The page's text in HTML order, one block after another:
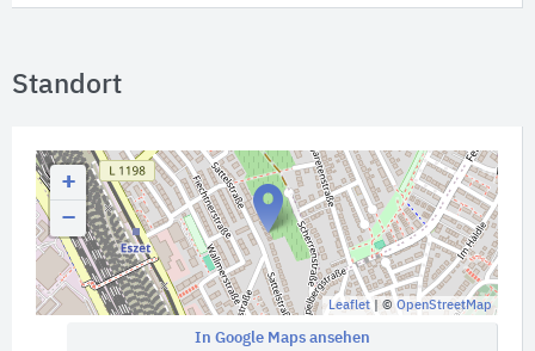
Standort
+
−
Leaflet | © OpenStreetMap
In Google Maps ansehen